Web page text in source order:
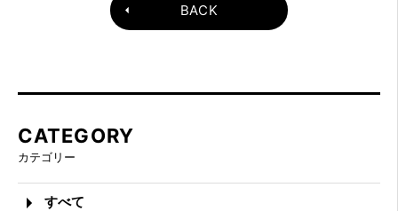
BACK
CATEGORY
カテゴリー
すべて